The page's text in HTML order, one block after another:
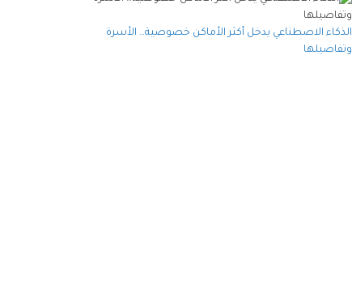
الذكاء الاصطناعي يدخل أكثر الأماكن خصوصية… الأسرة
وتفاصيلها